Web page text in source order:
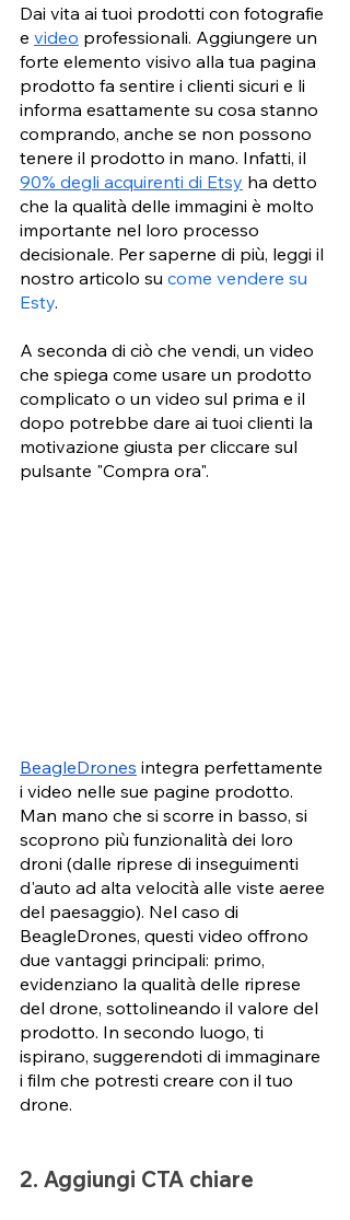
Dai vita ai tuoi prodotti con fotografie
e video professionali. Aggiungere un
forte elemento visivo alla tua pagina
prodotto fa sentire i clienti sicuri e li
informa esattamente su cosa stanno
comprando, anche se non possono
tenere il prodotto in mano. Infatti, il
90% degli acquirenti di Etsy ha detto
che la qualità delle immagini è molto
importante nel loro processo
decisionale. Per saperne di più, leggi il
nostro articolo su come vendere su
Esty.
A seconda di ciò che vendi, un video
che spiega come usare un prodotto
complicato o un video sul prima e il
dopo potrebbe dare ai tuoi clienti la
motivazione giusta per cliccare sul
pulsante "Compra ora".
BeagleDrones integra perfettamente
i video nelle sue pagine prodotto.
Man mano che si scorre in basso, si
scoprono più funzionalità dei loro
droni (dalle riprese di inseguimenti
d'auto ad alta velocità alle viste aeree
del paesaggio). Nel caso di
BeagleDrones, questi video offrono
due vantaggi principali: primo,
evidenziano la qualità delle riprese
del drone, sottolineando il valore del
prodotto. In secondo luogo, ti
ispirano, suggerendoti di immaginare
i film che potresti creare con il tuo
drone.
2. Aggiungi CTA chiare